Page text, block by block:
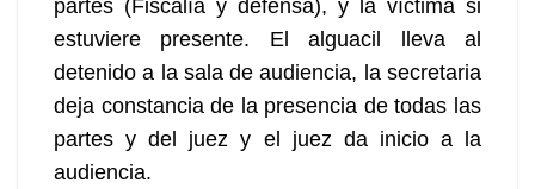
partes (Fiscalía y defensa), y la víctima si
estuviere presente. El alguacil lleva al
detenido a la sala de audiencia, la secretaria
deja constancia de la presencia de todas las
partes y del juez y el juez da inicio a la
audiencia.